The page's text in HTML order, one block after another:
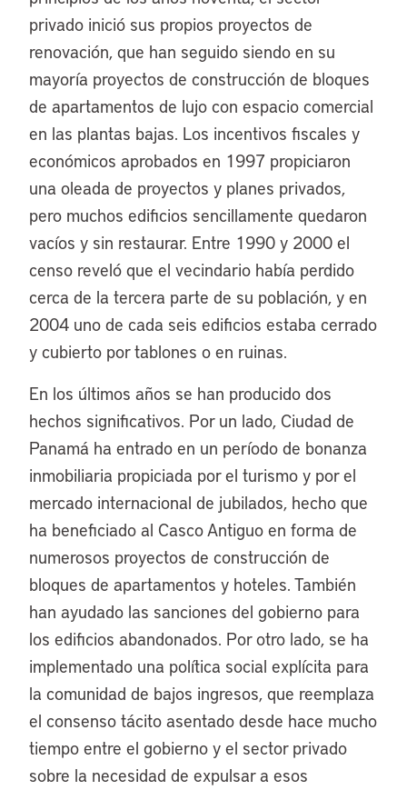
privado inició sus propios proyectos de
renovación, que han seguido siendo en su
mayoría proyectos de construcción de bloques
de apartamentos de lujo con espacio comercial
en las plantas bajas. Los incentivos fiscales y
económicos aprobados en 1997 propiciaron
una oleada de proyectos y planes privados,
pero muchos edificios sencillamente quedaron
vacíos y sin restaurar. Entre 1990 y 2000 el
censo reveló que el vecindario había perdido
cerca de la tercera parte de su población, y en
2004 uno de cada seis edificios estaba cerrado
y cubierto por tablones o en ruinas.
En los últimos años se han producido dos
hechos significativos. Por un lado, Ciudad de
Panamá ha entrado en un período de bonanza
inmobiliaria propiciada por el turismo y por el
mercado internacional de jubilados, hecho que
ha beneficiado al Casco Antiguo en forma de
numerosos proyectos de construcción de
bloques de apartamentos y hoteles. También
han ayudado las sanciones del gobierno para
los edificios abandonados. Por otro lado, se ha
implementado una política social explícita para
la comunidad de bajos ingresos, que reemplaza
el consenso tácito asentado desde hace mucho
tiempo entre el gobierno y el sector privado
sobre la necesidad de expulsar a esos